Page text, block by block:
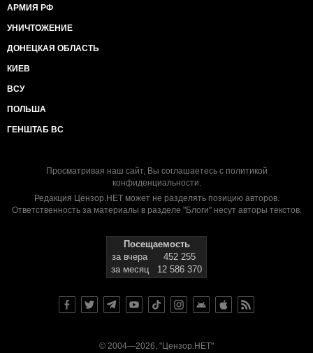
АРМИЯ РФ
УНИЧТОЖЕНИЕ
ДОНЕЦКАЯ ОБЛАСТЬ
КИЕВ
ВСУ
ПОЛЬША
ГЕНШТАБ ВС
Просматривая наш сайт, Вы соглашаетесь с политикой
конфиденциальности.
Редакция Цензор.НЕТ может не разделять позицию авторов.
Ответственность за материалы в разделе "Блоги" несут авторы текстов.
Посещаемость
за вчера
452 255
за месяц
12 586 370
© 2004—2026, "Цензор.НЕТ"